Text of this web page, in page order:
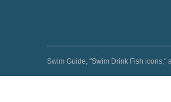
Swim Guide, "Swim Drink Fish icons,"